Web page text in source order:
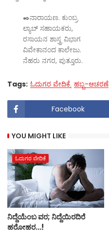
✒️ನಾರಾಯಣ. ಕುಂಬ್ರ
ಲ್ಯಾಬ್ ಸಹಾಯಕರು,
ರಸಾಯನ ಶಾಸ್ತ್ರ ವಿಭಾಗ
ವಿವೇಕಾನಂದ ಕಾಲೇಜು.
ನೆಹರು ನಗರ, ಪುತ್ತೂರು.
Tags: ಓದುಗರ ವೇದಿಕೆ ಹಬ್ಬ-ಆಚರಣೆ
Facebook
YOU MIGHT LIKE
ಓದುಗರ ವೇದಿಕೆ
ನಿದ್ದೆಯೆಂಬ ವರ; ನಿದ್ದೆಯಿರದಿರೆ
ಹರೋಹರ...!